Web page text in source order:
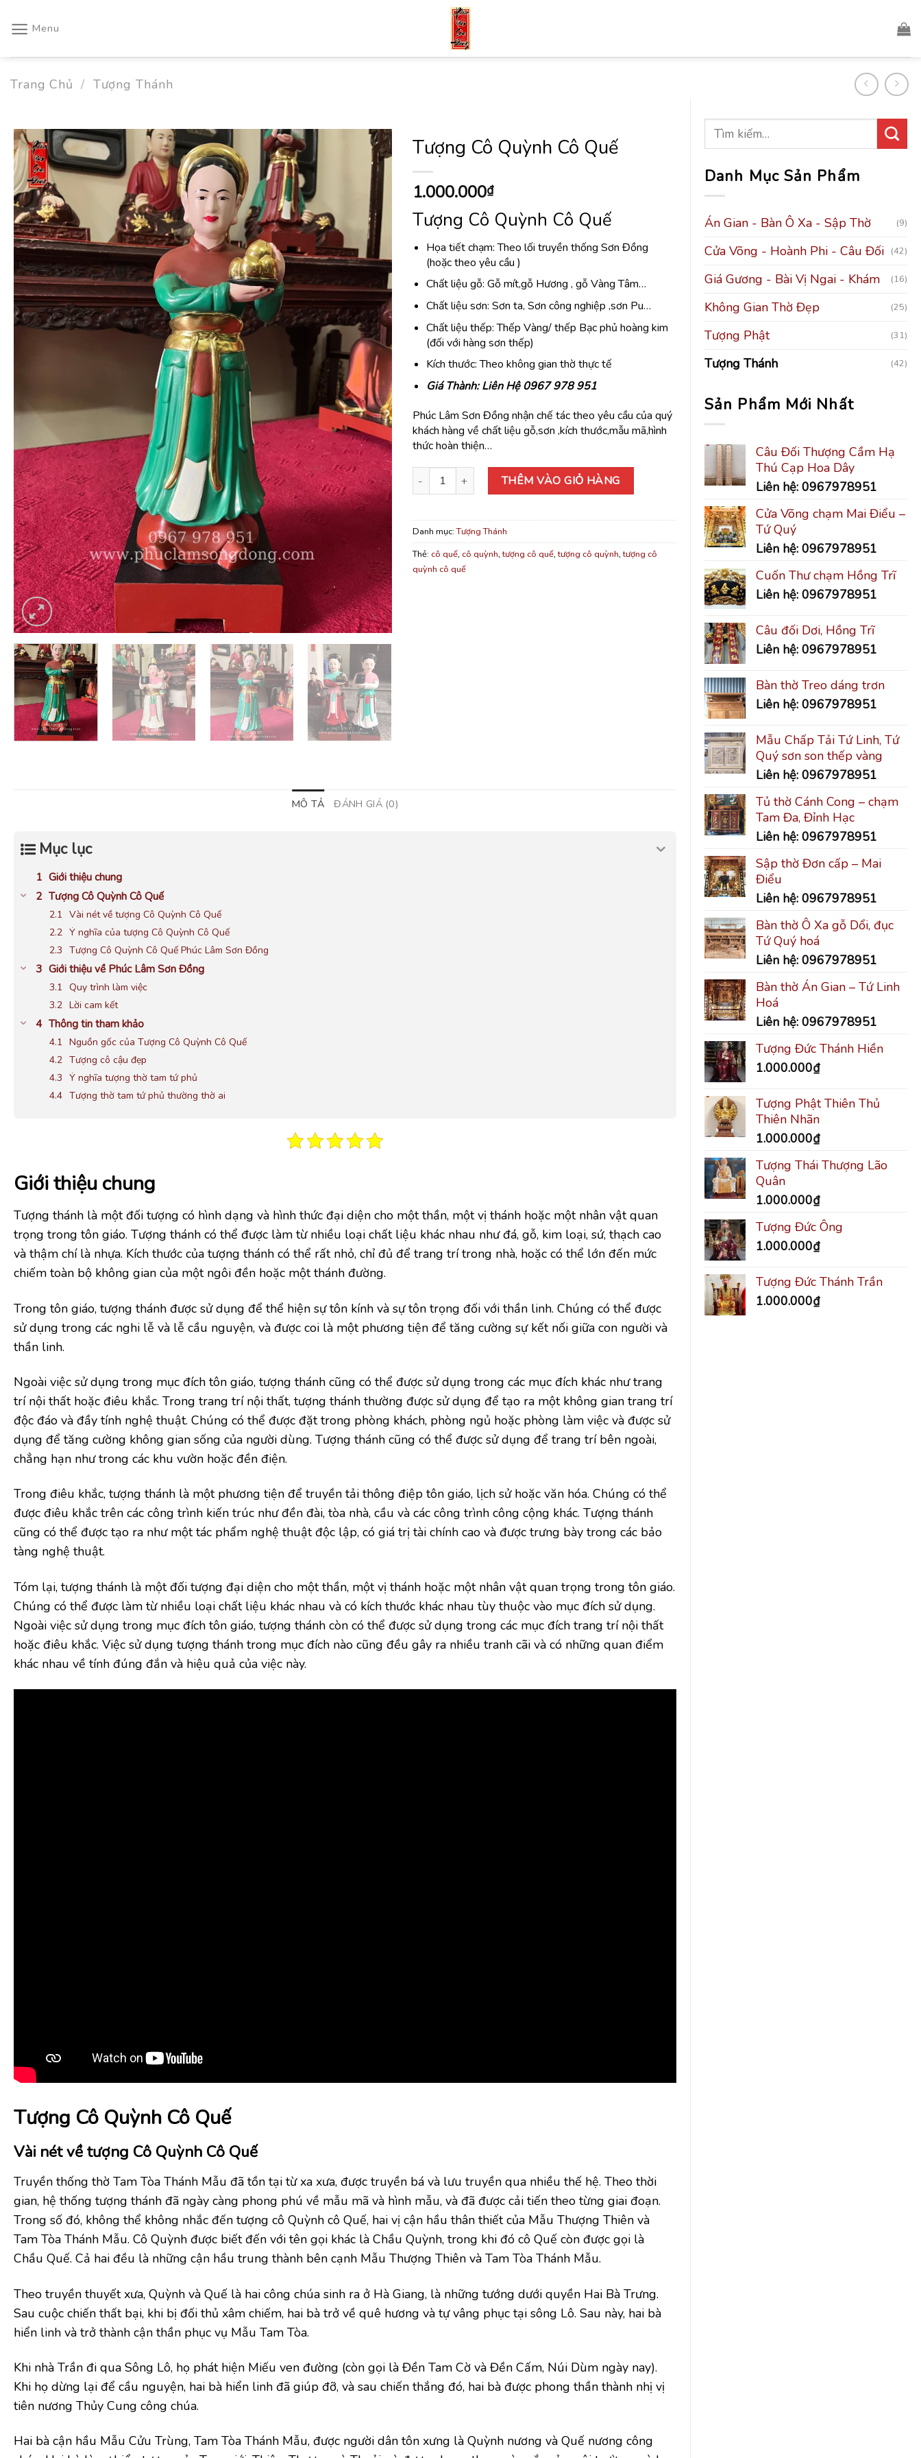
Menu
Trang Chủ / Tượng Thánh
Danh Mục Sản Phẩm
Án Gian - Bàn Ô Xa - Sập Thờ (9)
Cửa Võng - Hoành Phi - Câu Đối (42)
Giá Gương - Bài Vị Ngai - Khám (16)
Không Gian Thờ Đẹp (25)
Tượng Phật (31)
Tượng Thánh (42)
Sản Phẩm Mới Nhất
Câu Đối Thượng Cầm Hạ
Thú Cạp Hoa Dây
Liên hệ: 0967978951
Cửa Võng chạm Mai Điểu –
Tứ Quý
Liên hệ: 0967978951
Cuốn Thư chạm Hồng Trĩ
Liên hệ: 0967978951
Câu đối Dơi, Hồng Trĩ
Liên hệ: 0967978951
Bàn thờ Treo dáng trơn
Liên hệ: 0967978951
Mẫu Chấp Tải Tứ Linh, Tứ
Quý sơn son thếp vàng
Liên hệ: 0967978951
Tủ thờ Cánh Cong – chạm
Tam Đa, Đỉnh Hạc
Liên hệ: 0967978951
Sập thờ Đơn cấp – Mai
Điểu
Liên hệ: 0967978951
Bàn thờ Ô Xa gỗ Dổi, đục
Tứ Quý hoá
Liên hệ: 0967978951
Bàn thờ Án Gian – Tứ Linh
Hoá
Liên hệ: 0967978951
Tượng Đức Thánh Hiền
1.000.000₫
Tượng Phật Thiên Thủ
Thiên Nhãn
1.000.000₫
Tượng Thái Thượng Lão
Quân
1.000.000₫
Tượng Đức Ông
1.000.000₫
Tượng Đức Thánh Trần
1.000.000₫
Tượng Cô Quỳnh Cô Quế
1.000.000₫
Tượng Cô Quỳnh Cô Quế
Họa tiết chạm: Theo lối truyền thống Sơn Đồng
(hoặc theo yêu cầu )
Chất liệu gỗ: Gỗ mít,gỗ Hương , gỗ Vàng Tâm…
Chất liệu sơn: Sơn ta, Sơn công nghiệp ,sơn Pu…
Chất liệu thếp: Thếp Vàng/ thếp Bạc phủ hoàng kim
(đối với hàng sơn thếp)
Kích thước: Theo không gian thờ thực tế
Giá Thành: Liên Hệ 0967 978 951
Phúc Lâm Sơn Đồng nhận chế tác theo yêu cầu của quý
khách hàng về chất liệu gỗ,sơn ,kích thước,mẫu mã,hình
thức hoàn thiện…
Tượng Cô Quỳnh Cô Quế số lượngTHÊM VÀO GIỎ HÀNG
Danh mục:Tượng Thánh
Thẻ: cô quế, cô quỳnh,tượng cô quế,tượng cô quỳnh,tượng cô
quỳnh cô quế
MÔ TẢ ĐÁNH GIÁ (0)
Mục lục
Giới thiệu chung
Tượng Cô Quỳnh Cô Quế
Vài nét về tượng Cô Quỳnh Cô Quế
Ý nghĩa của tượng Cô Quỳnh Cô Quế
Tượng Cô Quỳnh Cô Quế Phúc Lâm Sơn Đồng
Giới thiệu về Phúc Lâm Sơn Đồng
Quy trình làm việc
Lời cam kết
Thông tin tham khảo
Nguồn gốc của Tượng Cô Quỳnh Cô Quế
Tượng cô cậu đẹp
Ý nghĩa tượng thờ tam tứ phủ
Tượng thờ tam tứ phủ thường thờ ai
Giới thiệu chung
Tượng thánh là một đối tượng có hình dạng và hình thức đại diện cho một thần, một vị thánh hoặc một nhân vật quan
trọng trong tôn giáo. Tượng thánh có thể được làm từ nhiều loại chất liệu khác nhau như đá, gỗ, kim loại, sứ, thạch cao
và thậm chí là nhựa. Kích thước của tượng thánh có thể rất nhỏ, chỉ đủ để trang trí trong nhà, hoặc có thể lớn đến mức
chiếm toàn bộ không gian của một ngôi đền hoặc một thánh đường.
Trong tôn giáo, tượng thánh được sử dụng để thể hiện sự tôn kính và sự tôn trọng đối với thần linh. Chúng có thể được
sử dụng trong các nghi lễ và lễ cầu nguyện, và được coi là một phương tiện để tăng cường sự kết nối giữa con người và
thần linh.
Ngoài việc sử dụng trong mục đích tôn giáo, tượng thánh cũng có thể được sử dụng trong các mục đích khác như trang
trí nội thất hoặc điêu khắc. Trong trang trí nội thất, tượng thánh thường được sử dụng để tạo ra một không gian trang trí
độc đáo và đầy tính nghệ thuật. Chúng có thể được đặt trong phòng khách, phòng ngủ hoặc phòng làm việc và được sử
dụng để tăng cường không gian sống của người dùng. Tượng thánh cũng có thể được sử dụng để trang trí bên ngoài,
chẳng hạn như trong các khu vườn hoặc đền điện.
Trong điêu khắc, tượng thánh là một phương tiện để truyền tải thông điệp tôn giáo, lịch sử hoặc văn hóa. Chúng có thể
được điêu khắc trên các công trình kiến trúc như đền đài, tòa nhà, cầu và các công trình công cộng khác. Tượng thánh
cũng có thể được tạo ra như một tác phẩm nghệ thuật độc lập, có giá trị tài chính cao và được trưng bày trong các bảo
tàng nghệ thuật.
Tóm lại, tượng thánh là một đối tượng đại diện cho một thần, một vị thánh hoặc một nhân vật quan trọng trong tôn giáo.
Chúng có thể được làm từ nhiều loại chất liệu khác nhau và có kích thước khác nhau tùy thuộc vào mục đích sử dụng.
Ngoài việc sử dụng trong mục đích tôn giáo, tượng thánh còn có thể được sử dụng trong các mục đích trang trí nội thất
hoặc điêu khắc. Việc sử dụng tượng thánh trong mục đích nào cũng đều gây ra nhiều tranh cãi và có những quan điểm
khác nhau về tính đúng đắn và hiệu quả của việc này.
Tượng Cô Quỳnh Cô Quế
Vài nét về tượng Cô Quỳnh Cô Quế
Truyền thống thờ Tam Tòa Thánh Mẫu đã tồn tại từ xa xưa, được truyền bá và lưu truyền qua nhiều thế hệ. Theo thời
gian, hệ thống tượng thánh đã ngày càng phong phú về mẫu mã và hình mẫu, và đã được cải tiến theo từng giai đoạn.
Trong số đó, không thể không nhắc đến tượng cô Quỳnh cô Quế, hai vị cận hầu thân thiết của Mẫu Thượng Thiên và
Tam Tòa Thánh Mẫu. Cô Quỳnh được biết đến với tên gọi khác là Chầu Quỳnh, trong khi đó cô Quế còn được gọi là
Chầu Quế. Cả hai đều là những cận hầu trung thành bên cạnh Mẫu Thượng Thiên và Tam Tòa Thánh Mẫu.
Theo truyền thuyết xưa, Quỳnh và Quế là hai công chúa sinh ra ở Hà Giang, là những tướng dưới quyền Hai Bà Trưng.
Sau cuộc chiến thất bại, khi bị đối thủ xâm chiếm, hai bà trở về quê hương và tự vâng phục tại sông Lô. Sau này, hai bà
hiển linh và trở thành cận thần phục vụ Mẫu Tam Tòa.
Khi nhà Trần đi qua Sông Lô, họ phát hiện Miếu ven đường (còn gọi là Đền Tam Cờ và Đền Cấm, Núi Dùm ngày nay).
Khi họ dừng lại để cầu nguyện, hai bà hiển linh đã giúp đỡ, và sau chiến thắng đó, hai bà được phong thần thành nhị vị
tiên nương Thủy Cung công chúa.
Hai bà cận hầu Mẫu Cửu Trùng, Tam Tòa Thánh Mẫu, được người dân tôn xưng là Quỳnh nương và Quế nương công